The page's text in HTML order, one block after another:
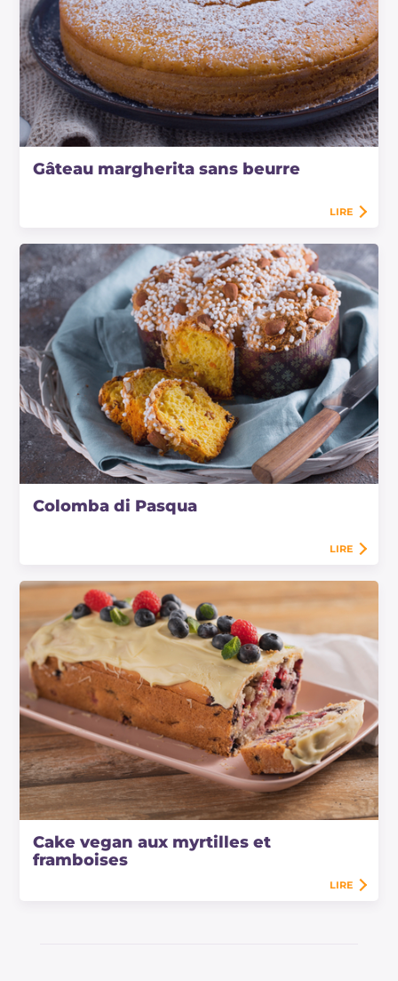
Gâteau margherita sans beurre
LIRE
Colomba di Pasqua
LIRE
Cake vegan aux myrtilles et
framboises
LIRE